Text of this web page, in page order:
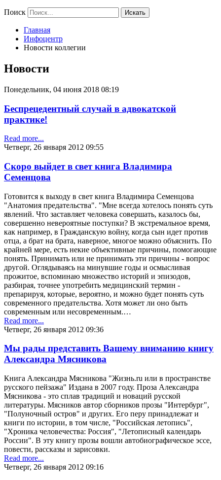
Поиск Искать
Главная
Инфоцентр
Новости коллегии
Новости
Понедельник, 04 июня 2018 08:19
Беспрецедентный случай в адвокатской
практике!
Read more...
Четверг, 26 января 2012 09:55
Скоро выйдет в свет книга Владимира
Семенцова
Готовится к выходу в свет книга Владимира Семенцова
"Анатомия предательства". "Мне всегда хотелось понять суть
явлений. Что заставляет человека совершать, казалось бы,
совершенно невероятные поступки? В экстремальное время,
как например, в Гражданскую войну, когда сын идет против
отца, а брат на брата, наверное, многое можно объяснить. По
крайней мере, есть некие объективные причины, помогающие
понять. Принимать или не принимать эти причины - вопрос
другой. Оглядываясь на минувшие годы и осмысливая
прожитое, вспоминаю множество историй и эпизодов,
разбирая, точнее употребить медицинский термин -
препарируя, которые, вероятно, и можно будет понять суть
современного предательства. Хотя может ли оно быть
современным или несовременным.…
Read more...
Четверг, 26 января 2012 09:36
Мы рады представить Вашему вниманию книгу
Александра Мясникова
Книга Александра Мясникова "Жизнь.ru или в пространстве
русского пейзажа" Издана в 2007 году. Проза Александра
Мясникова - это сплав традиций и новаций русской
литературы. Мясников автор сборников прозы "Интербург",
"Полуночный остров" и других. Его перу принадлежат и
книги по истории, в том числе, "Российская летопись",
"Хроника человечества: Россия", "Летописный календарь
России". В эту книгу прозы вошли автобиографическое эссе,
повести, рассказы и зарисовки.
Read more...
Четверг, 26 января 2012 09:16